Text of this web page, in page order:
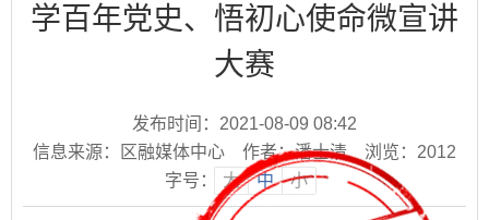
学百年党史、悟初心使命微宣讲
大赛
发布时间：2021-08-09 08:42
信息来源：区融媒体中心
作者：潘士清 浏览： 2012
字号：
大 中 小